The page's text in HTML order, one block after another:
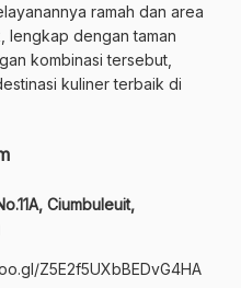
ramah dan area
lengkap dengan taman
kombinasi tersebut,
kuliner terbaik di
Ciumbuleuit,
Z5E2f5UXbBEDvG4HA